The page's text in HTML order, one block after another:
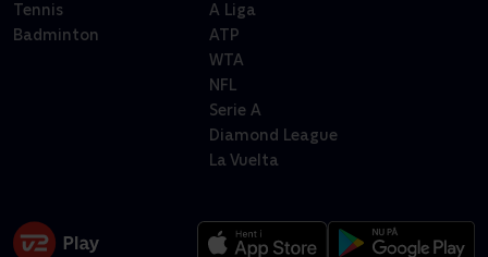
Tennis
Badminton
A Liga
ATP
WTA
NFL
Serie A
Diamond League
La Vuelta